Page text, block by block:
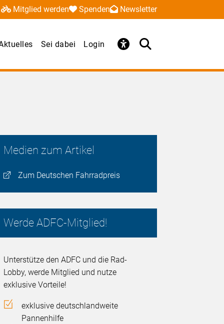
Mitglied werden Spenden Newsletter
Sei dabei Login
Medien zum Artikel
Zum Deutschen Fahrradpreis
Werde ADFC-Mitglied!
Unterstütze den ADFC und die Rad-
Lobby, werde Mitglied und nutze
exklusive Vorteile!
exklusive deutschlandweite
Pannenhilfe